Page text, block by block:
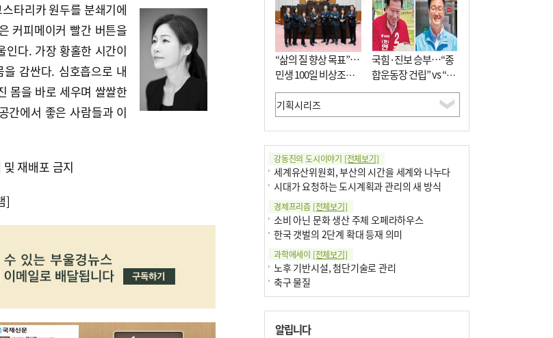
타리카 원두를 분쇄기에
커피메이커 빨간 버튼을
인다. 가장 황홀한 시간이
감싼다. 심호흡으로 내
몸을 바로 세우며 쌀쌀한
간에서 좋은 사람들과 이
재배포 금지
]
“삶의 질 향상 목표”…
민생 100일 비상조치
면밀 심사
국힘·진보 승부…“종
합운동장 건립” vs “출
근 공공버스 도입”
강동진의 도시이야기 [전체보기]
세계유산위원회, 부산의 시간을 세계와 나누다
시대가 요청하는 도시계획과 관리의 새 방식
경제프리즘 [전체보기]
소비 아닌 문화 생산 주체 오페라하우스
한국 갯벌의 2단계 확대 등재 의미
과학에세이 [전체보기]
노후 기반시설, 첨단기술로 관리
축구 물질
부정선거
선관위와 尹의 ‘0점 답안’
알립니다